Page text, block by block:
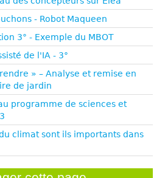
- Robot Maqueen
3° - Exemple du MBOT
de l'IA - 3°
» – Analyse et remise en
de jardin
programme de sciences et
climat sont ils importants dans